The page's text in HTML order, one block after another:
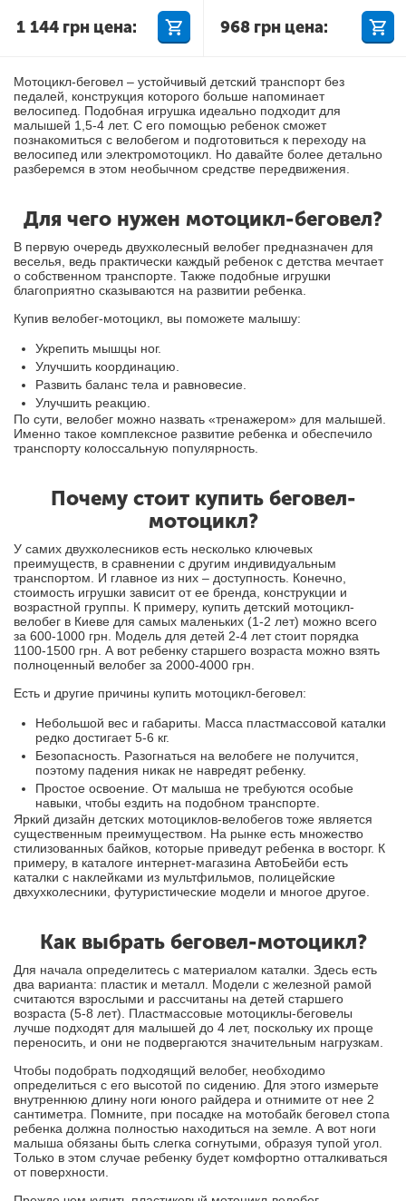
Мотоцикл-беговел – устойчивый детский транспорт без
педалей, конструкция которого больше напоминает
велосипед. Подобная игрушка идеально подходит для
малышей 1,5-4 лет. С его помощью ребенок сможет
познакомиться с велобегом и подготовиться к переходу на
велосипед или электромотоцикл. Но давайте более детально
разберемся в этом необычном средстве передвижения.
Для чего нужен мотоцикл-беговел?
В первую очередь двухколесный велобег предназначен для
веселья, ведь практически каждый ребенок с детства мечтает
о собственном транспорте. Также подобные игрушки
благоприятно сказываются на развитии ребенка.
Купив велобег-мотоцикл, вы поможете малышу:
Укрепить мышцы ног.
Улучшить координацию.
Развить баланс тела и равновесие.
Улучшить реакцию.
По сути, велобег можно назвать «тренажером» для малышей.
Именно такое комплексное развитие ребенка и обеспечило
транспорту колоссальную популярность.
Почему стоит купить беговел-
мотоцикл?
У самих двухколесников есть несколько ключевых
преимуществ, в сравнении с другим индивидуальным
транспортом. И главное из них – доступность. Конечно,
стоимость игрушки зависит от ее бренда, конструкции и
возрастной группы. К примеру, купить детский мотоцикл-
велобег в Киеве для самых маленьких (1-2 лет) можно всего
за 600-1000 грн. Модель для детей 2-4 лет стоит порядка
1100-1500 грн. А вот ребенку старшего возраста можно взять
полноценный велобег за 2000-4000 грн.
Есть и другие причины купить мотоцикл-беговел:
Небольшой вес и габариты. Масса пластмассовой каталки
редко достигает 5-6 кг.
Безопасность. Разогнаться на велобеге не получится,
поэтому падения никак не навредят ребенку.
Простое освоение. От малыша не требуются особые
навыки, чтобы ездить на подобном транспорте.
Яркий дизайн детских мотоциклов-велобегов тоже является
существенным преимуществом. На рынке есть множество
стилизованных байков, которые приведут ребенка в восторг. К
примеру, в каталоге интернет-магазина АвтоБейби есть
каталки с наклейками из мультфильмов, полицейские
двхухколесники, футуристические модели и многое другое.
Как выбрать беговел-мотоцикл?
Для начала определитесь с материалом каталки. Здесь есть
два варианта: пластик и металл. Модели с железной рамой
считаются взрослыми и рассчитаны на детей старшего
возраста (5-8 лет). Пластмассовые мотоциклы-беговелы
лучше подходят для малышей до 4 лет, поскольку их проще
переносить, и они не подвергаются значительным нагрузкам.
Чтобы подобрать подходящий велобег, необходимо
определиться с его высотой по сидению. Для этого измерьте
внутреннюю длину ноги юного райдера и отнимите от нее 2
сантиметра. Помните, при посадке на мотобайк беговел стопа
ребенка должна полностью находиться на земле. А вот ноги
малыша обязаны быть слегка согнутыми, образуя тупой угол.
Только в этом случае ребенку будет комфортно отталкиваться
от поверхности.
1 144 грн цена: 968 грн цена: